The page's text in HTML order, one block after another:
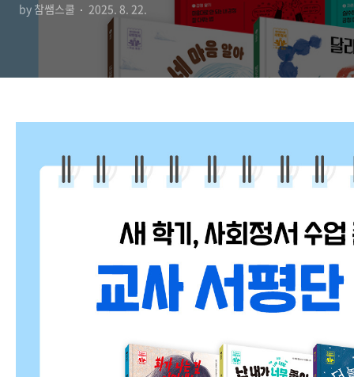
by 참쌤스쿨 2025. 8. 22.